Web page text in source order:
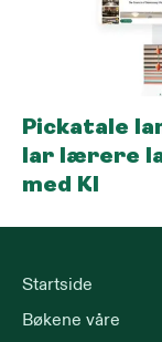
Pickatale
lar lærere
med KI
Startside
Bøkene våre